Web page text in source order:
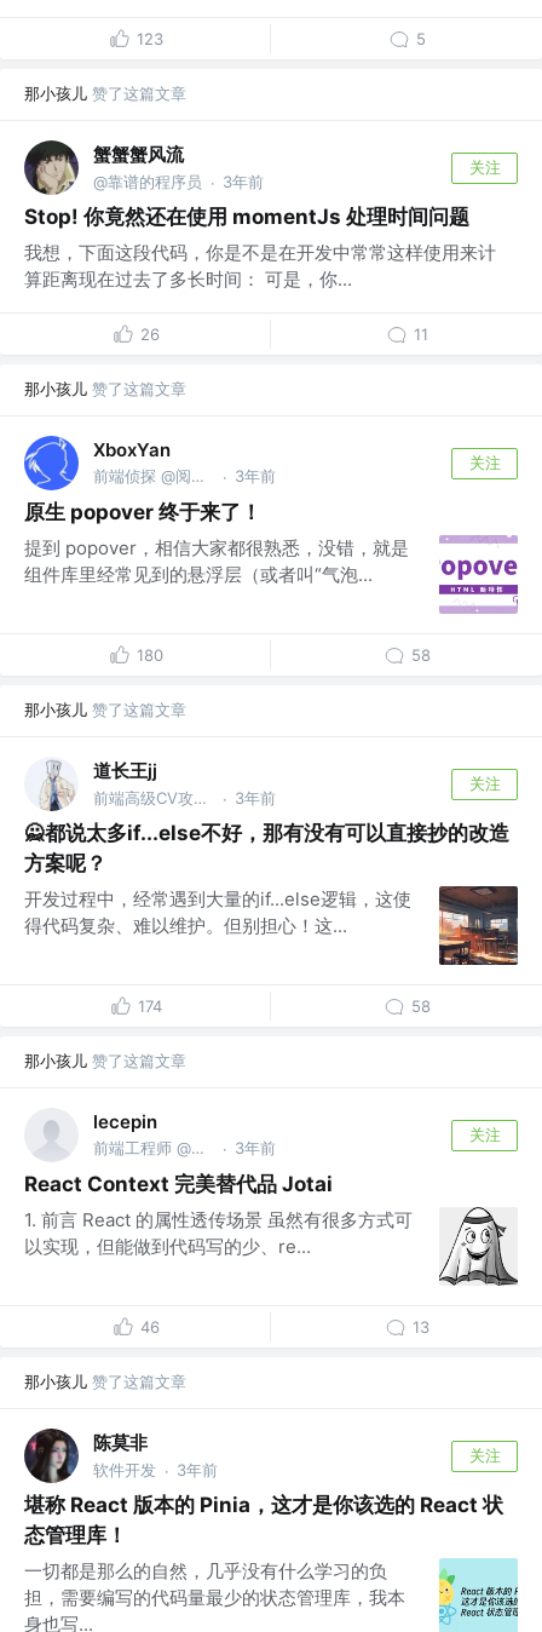
123 5
那小孩儿 赞了这篇文章
蟹蟹蟹风流
@靠谱的程序员 · 3年前
关注
Stop! 你竟然还在使用 momentJs 处理时间问题
我想，下面这段代码，你是不是在开发中常常这样使用来计
算距离现在过去了多长时间： 可是，你...
26 11
那小孩儿 赞了这篇文章
XboxYan
前端侦探 @阅文集团 · 3年前
关注
原生 popover 终于来了！
提到 popover，相信大家都很熟悉，没错，就是
组件库里经常见到的悬浮层（或者叫“气泡...
180 58
那小孩儿 赞了这篇文章
道长王jj
前端高级CV攻城狮 · 3年前
关注
🙅‍都说太多if...else不好，那有没有可以直接抄的改造
方案呢？
开发过程中，经常遇到大量的if...else逻辑，这使
得代码复杂、难以维护。但别担心！这...
174 58
那小孩儿 赞了这篇文章
lecepin
前端工程师 @阿里巴巴 · 3年前
关注
React Context 完美替代品 Jotai
1. 前言 React 的属性透传场景 虽然有很多方式可
以实现，但能做到代码写的少、re...
46 13
那小孩儿 赞了这篇文章
陈莫非
软件开发 · 3年前
关注
堪称 React 版本的 Pinia，这才是你该选的 React 状
态管理库！
一切都是那么的自然，几乎没有什么学习的负
担，需要编写的代码量最少的状态管理库，我本
身也写...